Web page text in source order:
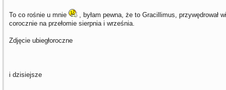
To co rośnie u mnie
, byłam pewna, że to Gracillimus, przywędrował
corocznie na przełomie sierpnia i września.
Zdjęcie ubiegłoroczne
i dzisiejsze